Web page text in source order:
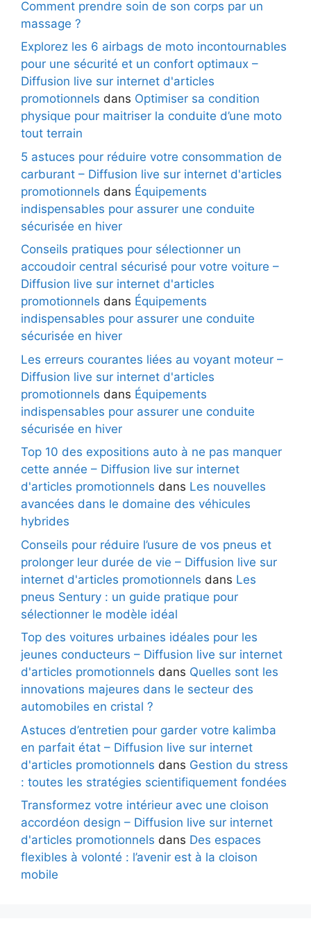
Comment prendre soin de son corps par un
massage ?
Explorez les 6 airbags de moto incontournables
pour une sécurité et un confort optimaux –
Diffusion live sur internet d'articles
promotionnels dans Optimiser sa condition
physique pour maitriser la conduite d’une moto
tout terrain
5 astuces pour réduire votre consommation de
carburant – Diffusion live sur internet d'articles
promotionnels dans Équipements
indispensables pour assurer une conduite
sécurisée en hiver
Conseils pratiques pour sélectionner un
accoudoir central sécurisé pour votre voiture –
Diffusion live sur internet d'articles
promotionnels dans Équipements
indispensables pour assurer une conduite
sécurisée en hiver
Les erreurs courantes liées au voyant moteur –
Diffusion live sur internet d'articles
promotionnels dans Équipements
indispensables pour assurer une conduite
sécurisée en hiver
Top 10 des expositions auto à ne pas manquer
cette année – Diffusion live sur internet
d'articles promotionnels dans Les nouvelles
avancées dans le domaine des véhicules
hybrides
Conseils pour réduire l’usure de vos pneus et
prolonger leur durée de vie – Diffusion live sur
internet d'articles promotionnels dans Les
pneus Sentury : un guide pratique pour
sélectionner le modèle idéal
Top des voitures urbaines idéales pour les
jeunes conducteurs – Diffusion live sur internet
d'articles promotionnels dans Quelles sont les
innovations majeures dans le secteur des
automobiles en cristal ?
Astuces d’entretien pour garder votre kalimba
en parfait état – Diffusion live sur internet
d'articles promotionnels dans Gestion du stress
: toutes les stratégies scientifiquement fondées
Transformez votre intérieur avec une cloison
accordéon design – Diffusion live sur internet
d'articles promotionnels dans Des espaces
flexibles à volonté : l’avenir est à la cloison
mobile